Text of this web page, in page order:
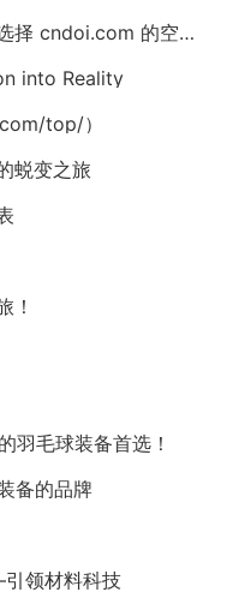
高效节能的工业供暖解决方案——选择 cndoi.com 的空气对空气换热器与AHU
into Reality
top/）
蜕变之旅
！
毛球装备首选！
备的品牌
领材料科技